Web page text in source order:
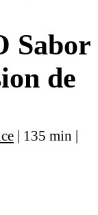
Sabor
de
| 135 min |